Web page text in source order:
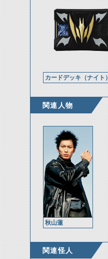
カードデッキ（ナイト）
関連人物
秋山蓮
関連怪人